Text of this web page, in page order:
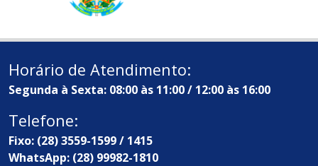
Horário de Atendimento:
Segunda à Sexta: 08:00 às 11:00 / 12:00 às 16:00
Telefone:
Fixo: (28) 3559-1599 / 1415
WhatsApp: (28) 99982-1810